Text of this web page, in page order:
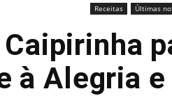
Receitas Últimas
à Alegria